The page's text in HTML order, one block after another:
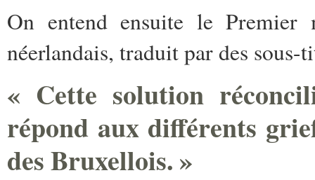
On entend ensuite le Premier
néerlandais, traduit par des sous-
« Cette solution
répond aux différents
des Bruxellois. »